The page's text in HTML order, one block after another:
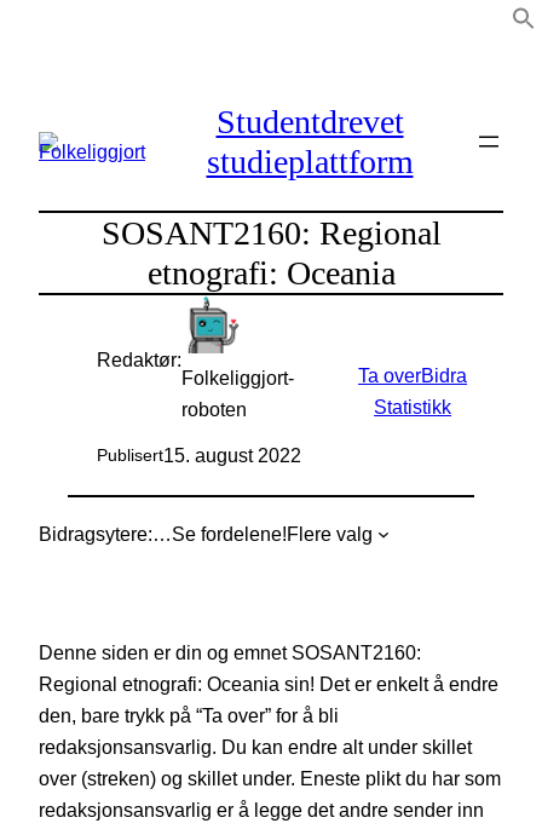
Studentdrevet
studieplattform
SOSANT2160: Regional
etnografi: Oceania
Redaktør:
Folkeliggjort-
roboten
Publisert15. august 2022
Ta overBidra
Statistikk
Bidragsytere: Se fordelene!Flere valg
Denne siden er din og emnet SOSANT2160:
Regional etnografi: Oceania sin! Det er enkelt å endre
den, bare trykk på “Ta over” for å bli
redaksjonsansvarlig. Du kan endre alt under skillet
over (streken) og skillet under. Eneste plikt du har som
redaksjonsansvarlig er å legge det andre sender inn